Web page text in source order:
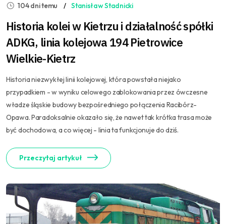
104 dni temu Stanisław Stadnicki
Historia kolei w Kietrzu i działalność spółki
ADKG, linia kolejowa 194 Pietrowice
Wielkie-Kietrz
Historia niezwykłej linii kolejowej, która powstała niejako
przypadkiem - w wyniku celowego zablokowania przez ówczesne
władze śląskie budowy bezpośredniego połączenia Racibórz-
Opawa. Paradoksalnie okazało się, że nawet tak krótka trasa może
być dochodowa, a co więcej - linia ta funkcjonuje do dziś.
Przeczytaj artykuł